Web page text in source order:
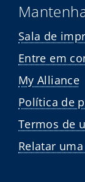
Sala de
Entre em
My Alliance
Política de
Termos de
Relatar